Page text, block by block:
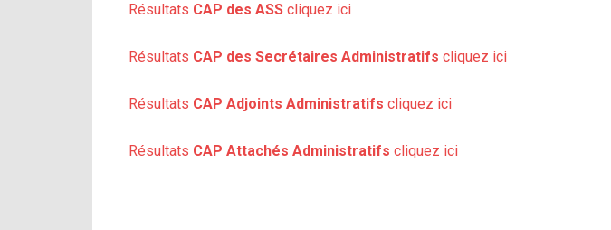
Résultats CAP des ASS cliquez ici
Résultats CAP des Secrétaires Administratifs cliquez ici
Résultats CAP Adjoints Administratifs cliquez ici
Résultats CAP Attachés Administratifs cliquez ici